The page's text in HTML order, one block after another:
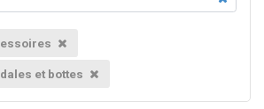
et bottes